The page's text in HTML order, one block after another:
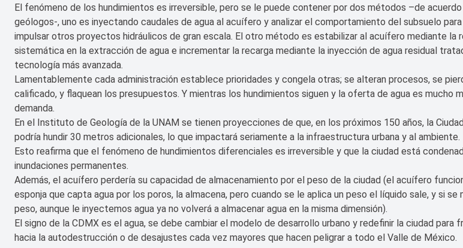
El fenómeno de los hundimientos es irreversible, pero se le puede contener por dos métodos –de
geólogos-, uno es inyectando caudales de agua al acuífero y analizar el comportamiento del subsuelo
impulsar otros proyectos hidráulicos de gran escala. El otro método es estabilizar al acuífero mediante la
sistemática en la extracción de agua e incrementar la recarga mediante la inyección de agua residual
tecnología más avanzada.
Lamentablemente cada administración establece prioridades y congela otras; se alteran procesos, se
calificado, y flaquean los presupuestos. Y mientras los hundimientos siguen y la oferta de agua es mucho
demanda.
En el Instituto de Geología de la UNAM se tienen proyecciones de que, en los próximos 150 años, la
podría hundir 30 metros adicionales, lo que impactará seriamente a la infraestructura urbana y al ambiente.
Esto reafirma que el fenómeno de hundimientos diferenciales es irreversible y que la ciudad está
inundaciones permanentes.
Además, el acuífero perdería su capacidad de almacenamiento por el peso de la ciudad (el acuífero
esponja que capta agua por los poros, la almacena, pero cuando se le aplica un peso el líquido sale, y si se
peso, aunque le inyectemos agua ya no volverá a almacenar agua en la misma dimensión).
El signo de la CDMX es el agua, se debe cambiar el modelo de desarrollo urbano y redefinir la ciudad para
hacia la autodestrucción o de desajustes cada vez mayores que hacen peligrar a todo el Valle de México.